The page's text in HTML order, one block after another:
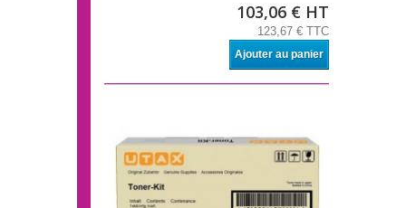
103,06 € HT
123,67 € TTC
Ajouter au panier